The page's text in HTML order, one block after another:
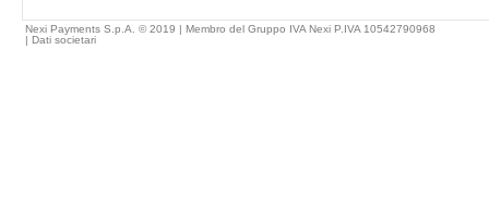
Nexi Payments S.p.A. © 2019 | Membro del Gruppo IVA Nexi P.IVA 10542790968
| Dati societari